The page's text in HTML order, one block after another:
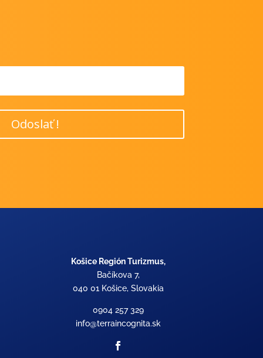
Odoslať !
Košice Región Turizmus,
Bačíkova 7,
040 01 Košice, Slovakia
0904 257 329
info@terraincognita.sk